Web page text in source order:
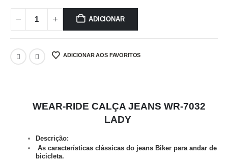
ADICIONAR
ADICIONAR AOS FAVORITOS
WEAR-RIDE CALÇA JEANS WR-7032
LADY
Descrição:
As características clássicas do jeans Biker para andar de
bicicleta.